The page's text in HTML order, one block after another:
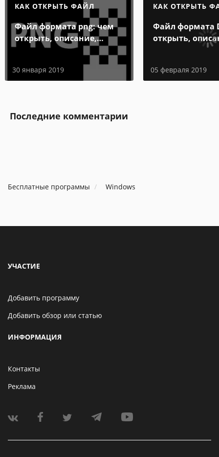
КАК ОТКРЫТЬ ФАЙЛ
Файл формата png: чем
открыть, описание,
особенности
30 января 2019
КАК ОТКРЫТЬ
Файл формата
открыть,
05 февраля 2019
Последние комментарии
Бесплатные программы Windows
УЧАСТИЕ
Добавить программу
Добавить обзор или статью
ИНФОРМАЦИЯ
Контакты
Реклама